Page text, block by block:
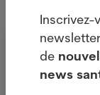
Inscrivez-
gratuite
Inscrivez-
de
news